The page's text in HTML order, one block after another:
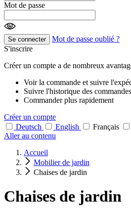
Mot de passe
Se connecter
Mot de passe oublié ?
S'inscrire
Créer un compte a de nombreux
Voir la commande et suivre
Suivre l'historique des commandes
Commander plus rapidement
Créer un compte
Deutsch
English Français
Aller au contenu
Accueil
Mobilier de jardin
Chaises de jardin
Chaises de jardin